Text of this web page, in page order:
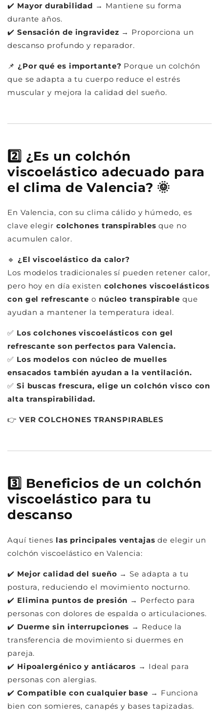
✔️ Mayor durabilidad → Mantiene su forma
durante años.
✔️ Sensación de ingravidez → Proporciona un
descanso profundo y reparador.
📌 ¿Por qué es importante? Porque un colchón
que se adapta a tu cuerpo reduce el estrés
muscular y mejora la calidad del sueño.
2️⃣ ¿Es un colchón
viscoelástico adecuado para
el clima de Valencia? 🌞
En Valencia, con su clima cálido y húmedo, es
clave elegir colchones transpirables que no
acumulen calor.
🔹 ¿El viscoelástico da calor?
Los modelos tradicionales sí pueden retener calor,
pero hoy en día existen colchones viscoelásticos
con gel refrescante o núcleo transpirable que
ayudan a mantener la temperatura ideal.
✅ Los colchones viscoelásticos con gel
refrescante son perfectos para Valencia.
✅ Los modelos con núcleo de muelles
ensacados también ayudan a la ventilación.
✅ Si buscas frescura, elige un colchón visco con
alta transpirabilidad.
👉 VER COLCHONES TRANSPIRABLES
3️⃣ Beneficios de un colchón
viscoelástico para tu
descanso
Aquí tienes las principales ventajas de elegir un
colchón viscoelástico en Valencia:
✔️ Mejor calidad del sueño → Se adapta a tu
postura, reduciendo el movimiento nocturno.
✔️ Elimina puntos de presión → Perfecto para
personas con dolores de espalda o articulaciones.
✔️ Duerme sin interrupciones → Reduce la
transferencia de movimiento si duermes en
pareja.
✔️ Hipoalergénico y antiácaros → Ideal para
personas con alergias.
✔️ Compatible con cualquier base → Funciona
bien con somieres, canapés y bases tapizadas.